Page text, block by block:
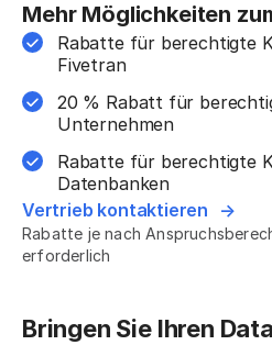
Mehr Möglichkeiten
Rabatte für berechtigte
Fivetran
20 % Rabatt für
Unternehmen
Rabatte für berechtigte
Datenbanken
Vertrieb kontaktieren
Rabatte je nach
erforderlich
Bringen Sie Ihren